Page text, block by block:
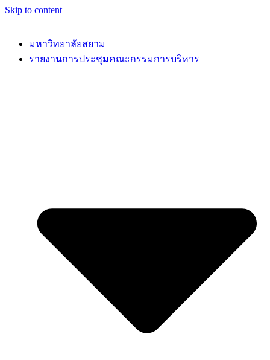
Skip to content
มหาวิทยาลัยสยาม
รายงานการประชุมคณะกรรมการบริหาร